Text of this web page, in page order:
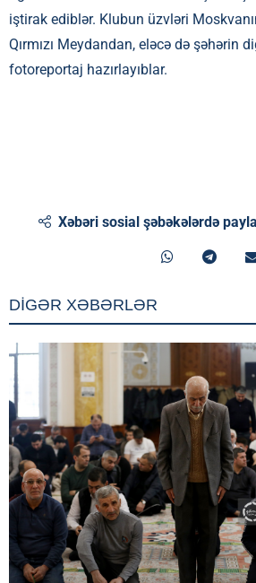
iştirak ediblər. Klubun üzvləri
Qırmızı Meydandan, eləcə də şəhərin
fotoreportaj hazırlayıblar.
Xəbəri sosial şəbəkələrdə
DİGƏR XƏBƏRLƏR